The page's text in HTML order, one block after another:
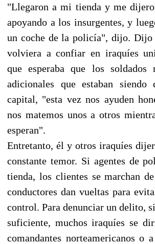
"Llegaron a mi tienda y me
apoyando a los insurgentes, y
un coche de la policía", dijo. Dijo
volviera a confiar en iraquíes
que esperaba que los soldados
adicionales que estaban siendo
capital, "esta vez nos ayuden
nos matemos unos a otros
esperan".
Entretanto, él y otros iraquíes
constante temor. Si agentes de
tienda, los clientes se marchan
conductores dan vueltas para
control. Para denunciar un delito,
suficiente, muchos iraquíes se
comandantes norteamericanos o